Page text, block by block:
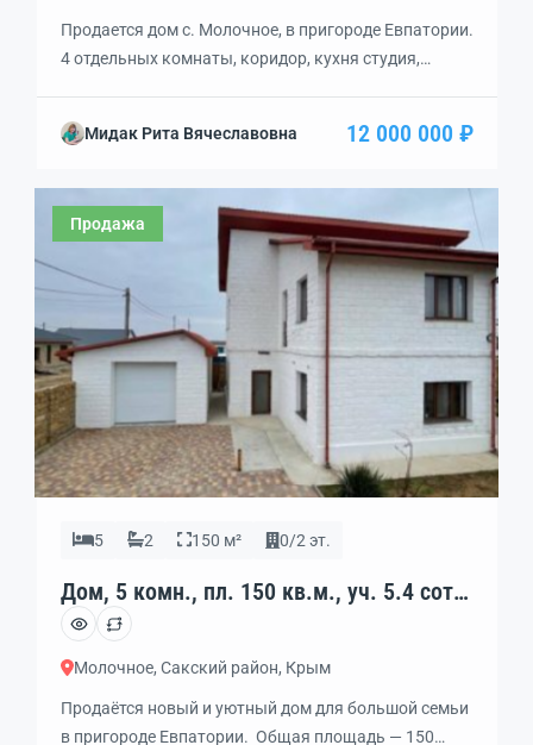
Продается дом с. Молочное, в пригороде Евпатории.
4 отдельных комнаты, коридор, кухня студия,
кондиционер. Во дворе множество плодовых
дом используется как готовый « бизнес» (сдаётся
отлично). Хорошая транспортная развязка. Село с
развитой инфраструктурой (школа, дет. […]
Мидак Рита Вячеславовна 12 000 000 ₽
Продажа
5 2 150 м² 0/2 эт.
Дом, 5 комн., пл. 150 кв.м., уч. 5.4 сот.,
код: 426469
Молочное, Сакский район, Крым
Продаётся новый и уютный дом для большой семьи
в пригороде Евпатории. Общая площадь — 150